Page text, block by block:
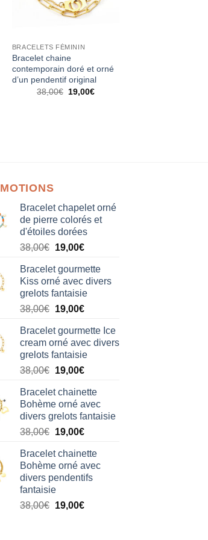
BRACELETS FÉMININ
Bracelet chaine
contemporain doré et orné
d’un pendentif original
38,00€ Le
19,00€Le
Bracelet chapelet orné
de pierre colorés et
d'étoiles dorées
38,00€ Le
initial
était :
38,00€.
19,00€Le
actuel
est :
19,00€.
Bracelet gourmette
Kiss orné avec divers
grelots fantaisie
38,00€ Le
initial
était :
38,00€.
19,00€Le
actuel
est :
19,00€.
Bracelet gourmette Ice
cream orné avec divers
grelots fantaisie
38,00€ Le
initial
était :
38,00€.
19,00€Le
actuel
est :
19,00€.
Bracelet chainette
Bohème orné avec
divers grelots fantaisie
38,00€ Le
initial
était :
38,00€.
19,00€Le
actuel
est :
19,00€.
Bracelet chainette
Bohème orné avec
divers pendentifs
fantaisie
38,00€ Le
19,00€Le